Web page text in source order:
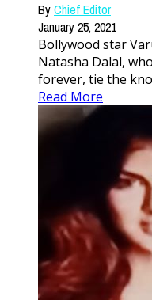
ByChief Editor
January 25, 2021
Bollywood star
Natasha Dalal,
forever, tie the
Read More